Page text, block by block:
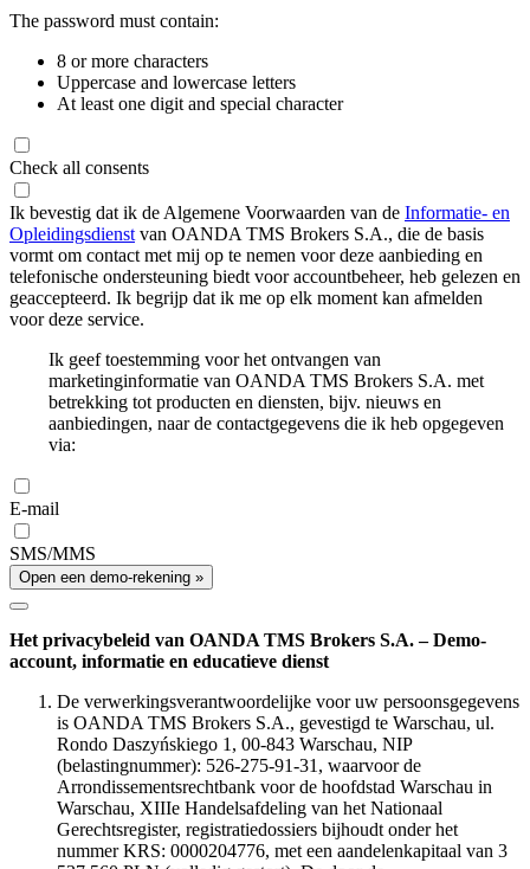
The password must contain:
8 or more characters
Uppercase and lowercase letters
At least one digit and special character
Check all consents
Ik bevestig dat ik de Algemene Voorwaarden van de Informatie- en
Opleidingsdienst van OANDA TMS Brokers S.A., die de basis
vormt om contact met mij op te nemen voor deze aanbieding en
telefonische ondersteuning biedt voor accountbeheer, heb gelezen en
geaccepteerd. Ik begrijp dat ik me op elk moment kan afmelden
voor deze service.
Ik geef toestemming voor het ontvangen van
marketinginformatie van OANDA TMS Brokers S.A. met
betrekking tot producten en diensten, bijv. nieuws en
aanbiedingen, naar de contactgegevens die ik heb opgegeven
via:
E-mail
SMS/MMS
Open een demo-rekening »
Het privacybeleid van OANDA TMS Brokers S.A. – Demo-
account, informatie en educatieve dienst
De verwerkingsverantwoordelijke voor uw persoonsgegevens
is OANDA TMS Brokers S.A., gevestigd te Warschau, ul.
Rondo Daszyńskiego 1, 00-843 Warschau, NIP
(belastingnummer): 526-275-91-31, waarvoor de
Arrondissementsrechtbank voor de hoofdstad Warschau in
Warschau, XIIIe Handelsafdeling van het Nationaal
Gerechtsregister, registratiedossiers bijhoudt onder het
nummer KRS: 0000204776, met een aandelenkapitaal van 3